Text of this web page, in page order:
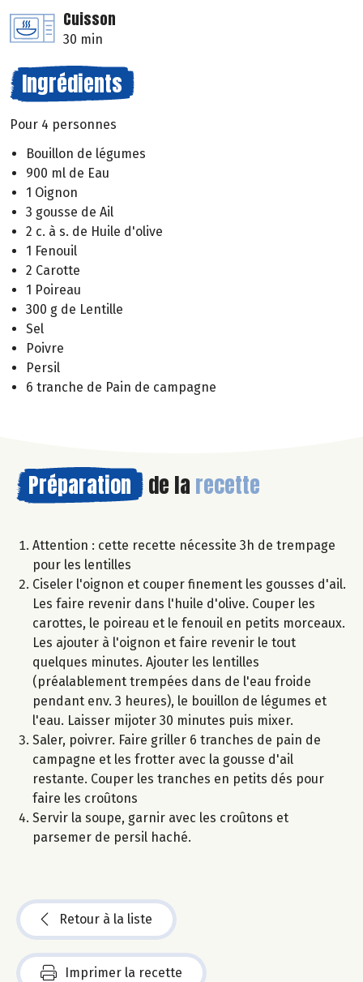
Cuisson
30 min
Ingrédients
Pour 4 personnes
Bouillon de légumes
900 ml de Eau
1 Oignon
3 gousse de Ail
2 c. à s. de Huile d'olive
1 Fenouil
2 Carotte
1 Poireau
300 g de Lentille
Sel
Poivre
Persil
6 tranche de Pain de campagne
Préparation de la recette
Attention : cette recette nécessite 3h de trempage
pour les lentilles
Ciseler l'oignon et couper finement les gousses d'ail.
Les faire revenir dans l'huile d'olive. Couper les
carottes, le poireau et le fenouil en petits morceaux.
Les ajouter à l'oignon et faire revenir le tout
quelques minutes. Ajouter les lentilles
(préalablement trempées dans de l'eau froide
pendant env. 3 heures), le bouillon de légumes et
l'eau. Laisser mijoter 30 minutes puis mixer.
Saler, poivrer. Faire griller 6 tranches de pain de
campagne et les frotter avec la gousse d'ail
restante. Couper les tranches en petits dés pour
faire les croûtons
Servir la soupe, garnir avec les croûtons et
parsemer de persil haché.
Retour à la liste
Imprimer la recette